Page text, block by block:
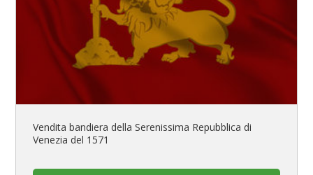
Vendita bandiera della Serenissima Repubblica di
Venezia del 1571